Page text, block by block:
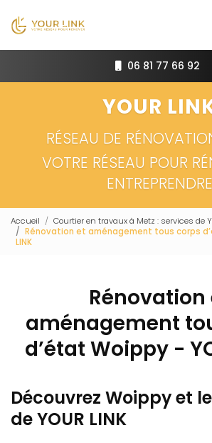
au
contenu
principal
06 81 77 66 92
YOUR
RÉSEAU DE
VOTRE RÉSEAU POUR
ENTREPRENDRE
Accueil
Courtier en travaux à Metz : services de
Rénovation et aménagement tous corps
LINK
Rénovation
aménagement
d’état Woippy -
Découvrez Woippy et
de YOUR LINK